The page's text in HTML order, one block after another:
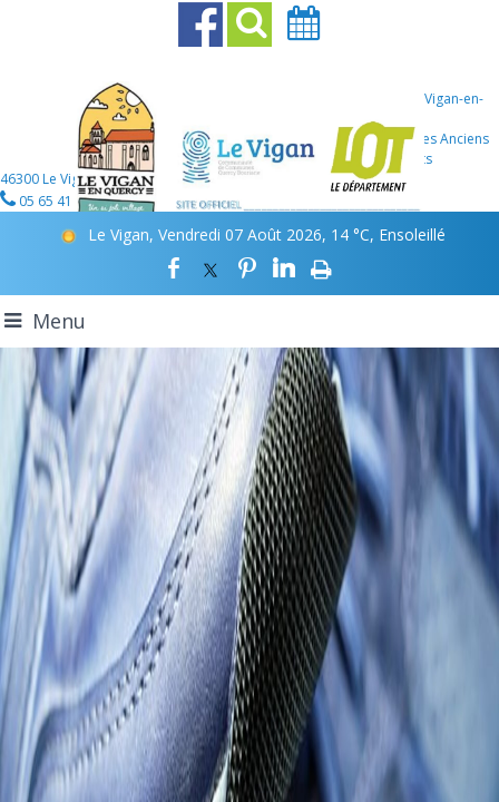
Mairie Le Vigan-en-
Quercy
107 Place des Anciens
Combattants
46300 Le Vigan-en-Quercy
05 65 41 12 46
Le Vigan, Vendredi 07 Août 2026, 14 °C, Ensoleillé
Menu